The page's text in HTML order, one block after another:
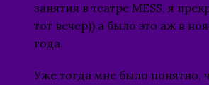
занятия в театре MESS, я
тот вечер)) а было это аж в
года.
Уже тогда мне было понятно,